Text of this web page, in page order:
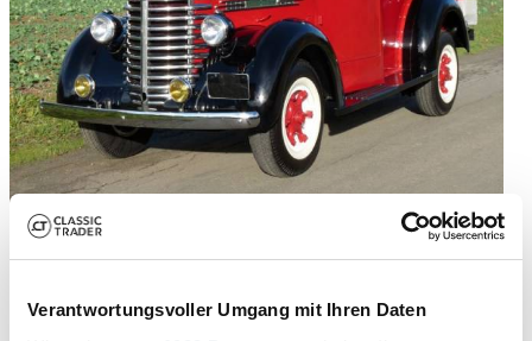
Verantwortungsvoller Umgang mit Ihren Daten